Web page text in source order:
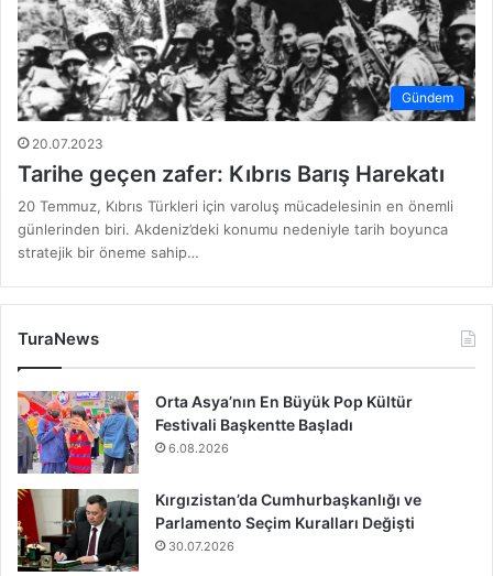
Gündem
20.07.2023
Tarihe geçen zafer: Kıbrıs Barış Harekatı
20 Temmuz, Kıbrıs Türkleri için varoluş mücadelesinin en önemli
günlerinden biri. Akdeniz’deki konumu nedeniyle tarih boyunca
stratejik bir öneme sahip…
TuraNews
Orta Asya’nın En Büyük Pop Kültür
Festivali Başkentte Başladı
6.08.2026
Kırgızistan’da Cumhurbaşkanlığı ve
Parlamento Seçim Kuralları Değişti
30.07.2026